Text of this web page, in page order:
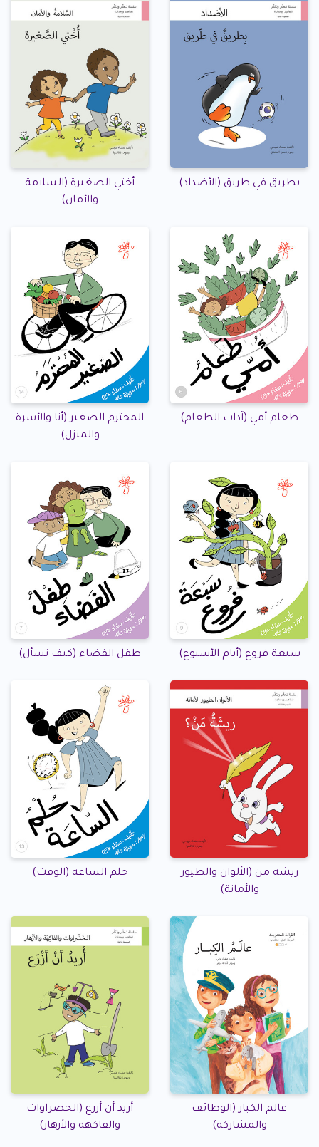
بطريق في طريق (الأضداد)
أختي الصغيرة (السلامة
والأمان)
طعام أمي (آداب الطعام)
المحترم الصغير (أنا والأسرة
والمنزل)
سبعة فروع (أيام الأسبوع) طفل الفضاء (كيف نسأل)
ريشة من (الألوان والطيور
والأمانة)
حلم الساعة (الوقت)
عالم الكبار (الوظائف
والمشاركة)
أريد أن أزرع (الخضراوات
والفاكهة والأزهار)